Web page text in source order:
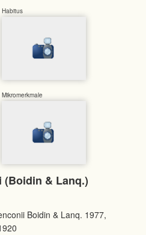
Habitus
Mikromerkmale
& Lanq.)
Boidin & Lanq. 1977,